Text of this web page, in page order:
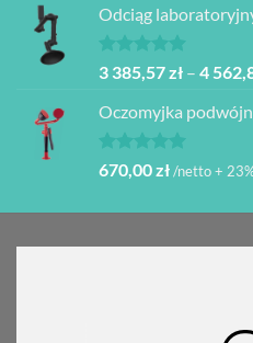
Odciąg
Oceniono
na 5
3 385,57zł – 4
Oczomyjka
Oceniono
na 5
670,00zł/netto +